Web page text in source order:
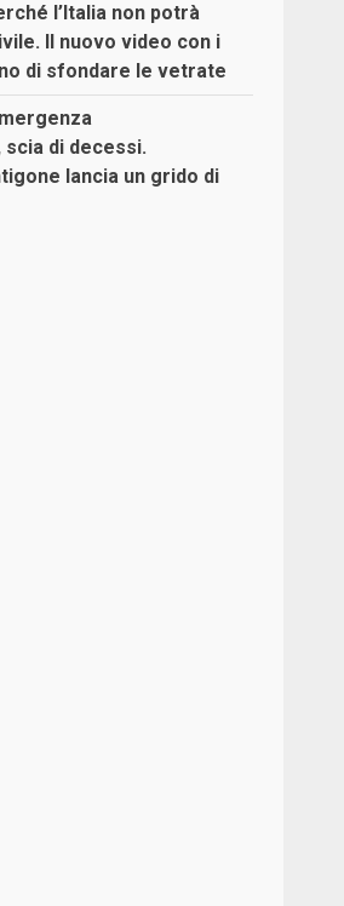
l’Italia non potrà
Il nuovo video con i
di sfondare le vetrate
di decessi.
lancia un grido di